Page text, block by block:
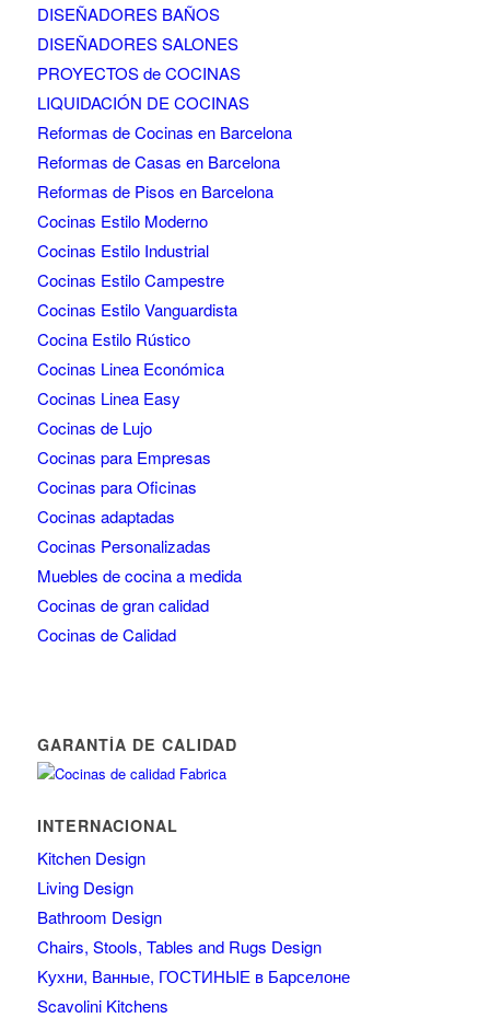
DISEÑADORES BAÑOS
DISEÑADORES SALONES
PROYECTOS de COCINAS
LIQUIDACIÓN DE COCINAS
Reformas de Cocinas en Barcelona
Reformas de Casas en Barcelona
Reformas de Pisos en Barcelona
Cocinas Estilo Moderno
Cocinas Estilo Industrial
Cocinas Estilo Campestre
Cocinas Estilo Vanguardista
Cocina Estilo Rústico
Cocinas Linea Económica
Cocinas Linea Easy
Cocinas de Lujo
Cocinas para Empresas
Cocinas para Oficinas
Cocinas adaptadas
Cocinas Personalizadas
Muebles de cocina a medida
Cocinas de gran calidad
Cocinas de Calidad
GARANTÍA DE CALIDAD
INTERNACIONAL
Kitchen Design
Living Design
Bathroom Design
Chairs, Stools, Tables and Rugs Design
Kухни, Ванные, ГОСТИНЫЕ в Барселоне
Scavolini Kitchens